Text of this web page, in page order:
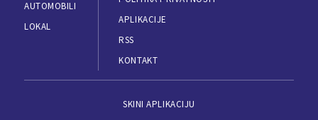
AUTOMOBILI
LOKAL
APLIKACIJE
RSS
KONTAKT
SKINI APLIKACIJU